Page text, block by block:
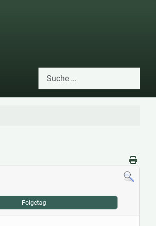
Suchen
Folgetag